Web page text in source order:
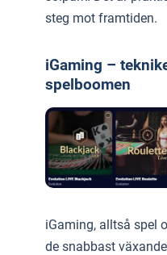
steg mot framtiden.
iGaming –
spelboomen
iGaming, alltså spel
de snabbast växande